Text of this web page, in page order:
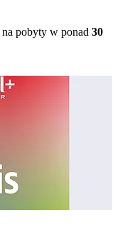
na pobyty w ponad 30